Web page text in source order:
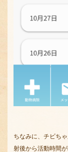
ちなみに、チビち
射後から活動時間